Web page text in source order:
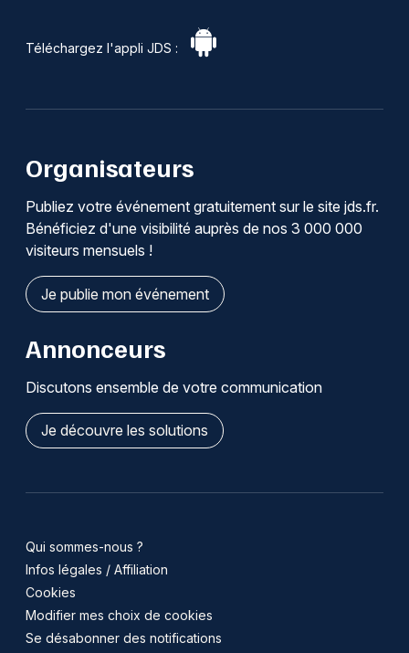
Téléchargez l'appli JDS :
Organisateurs
Publiez votre événement gratuitement sur le site jds.fr.
Bénéficiez d'une visibilité auprès de nos 3 000 000
visiteurs mensuels !
Je publie mon événement
Annonceurs
Discutons ensemble de votre communication
Je découvre les solutions
Qui sommes-nous ?
Infos légales / Affiliation
Cookies
Modifier mes choix de cookies
Se désabonner des notifications